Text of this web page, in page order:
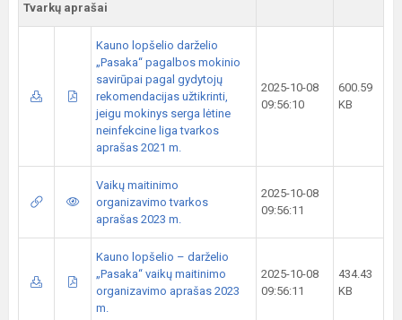
Tvarkų aprašai
Kauno lopšelio darželio
„Pasaka“ pagalbos mokinio
savirūpai pagal gydytojų
rekomendacijas užtikrinti,
jeigu mokinys serga lėtine
neinfekcine liga tvarkos
aprašas 2021 m.
2025-10-08
09:56:10
600.59
KB
Vaikų maitinimo
organizavimo tvarkos
aprašas 2023 m.
2025-10-08
09:56:11
Kauno lopšelio – darželio
„Pasaka“ vaikų maitinimo
organizavimo aprašas 2023
m.
2025-10-08
09:56:11
434.43
KB